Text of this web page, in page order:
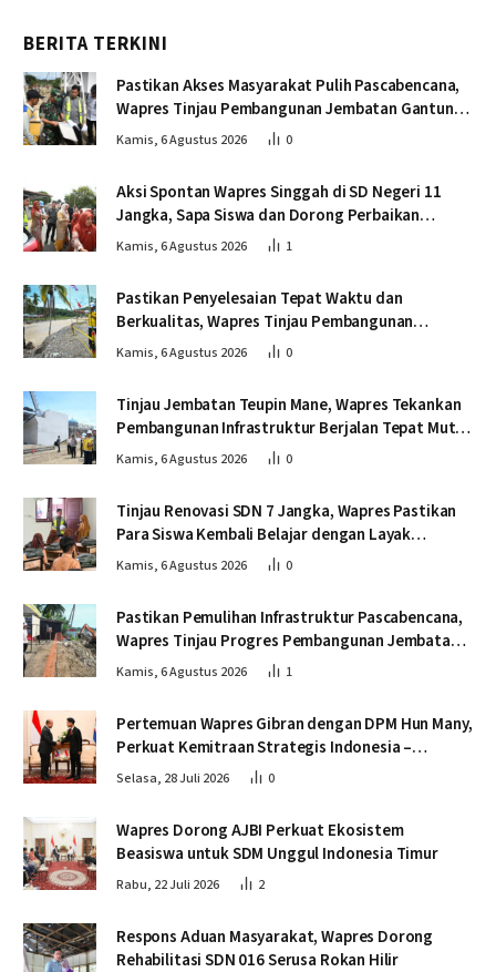
BERITA TERKINI
Pastikan Akses Masyarakat Pulih Pascabencana,
Wapres Tinjau Pembangunan Jembatan Gantung
Kendawi
Kamis, 6 Agustus 2026 0
Aksi Spontan Wapres Singgah di SD Negeri 11
Jangka, Sapa Siswa dan Dorong Perbaikan
Sekolah
Kamis, 6 Agustus 2026 1
Pastikan Penyelesaian Tepat Waktu dan
Berkualitas, Wapres Tinjau Pembangunan
Jembatan Lumut
Kamis, 6 Agustus 2026 0
Tinjau Jembatan Teupin Mane, Wapres Tekankan
Pembangunan Infrastruktur Berjalan Tepat Mutu
dan Tepat Waktu
Kamis, 6 Agustus 2026 0
Tinjau Renovasi SDN 7 Jangka, Wapres Pastikan
Para Siswa Kembali Belajar dengan Layak
Pascabencana
Kamis, 6 Agustus 2026 0
Pastikan Pemulihan Infrastruktur Pascabencana,
Wapres Tinjau Progres Pembangunan Jembatan
Krueng Tingkeum Bireuen
Kamis, 6 Agustus 2026 1
Pertemuan Wapres Gibran dengan DPM Hun Many,
Perkuat Kemitraan Strategis Indonesia –
Kamboja
Selasa, 28 Juli 2026 0
Wapres Dorong AJBI Perkuat Ekosistem
Beasiswa untuk SDM Unggul Indonesia Timur
Rabu, 22 Juli 2026 2
Respons Aduan Masyarakat, Wapres Dorong
Rehabilitasi SDN 016 Serusa Rokan Hilir